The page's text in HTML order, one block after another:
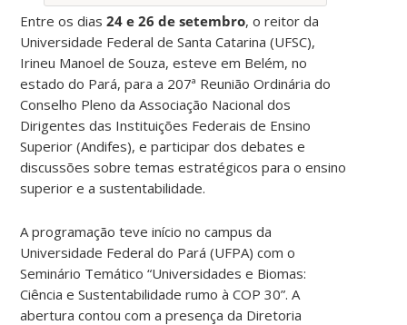
Entre os dias24 e 26 de setembro, o reitor da
Universidade Federal de Santa Catarina (UFSC),
Irineu Manoel de Souza, esteve em Belém, no
estado do Pará, para a 207ª Reunião Ordinária do
Conselho Pleno da Associação Nacional dos
Dirigentes das Instituições Federais de Ensino
Superior (Andifes), e participar dos debates e
discussões sobre temas estratégicos para o ensino
superior e a sustentabilidade.
A programação teve início no campus da
Universidade Federal do Pará (UFPA) com o
Seminário Temático “Universidades e Biomas:
Ciência e Sustentabilidade rumo à COP 30”. A
abertura contou com a presença da Diretoria